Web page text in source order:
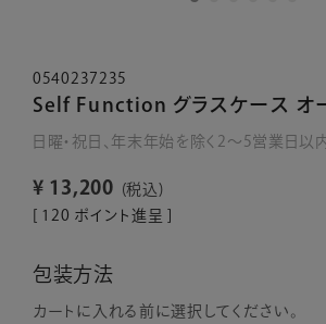
0540237235
Self Function グラスケース オ
日曜・祝日、年末年始を除く2～5営業日以
¥ 13,200
税込
120 ポイント進呈 ]
包装方法
カートに入れる前に選択してください。